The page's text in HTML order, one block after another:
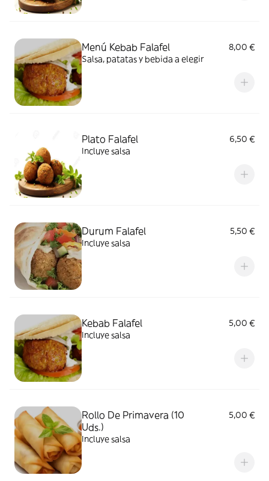
Menú Kebab Falafel
8,00 €
Salsa, patatas y bebida a elegir
Plato Falafel
6,50 €
Incluye salsa
Durum Falafel
5,50 €
Incluye salsa
Kebab Falafel
5,00 €
Incluye salsa
Rollo De Primavera (10
Uds.)
5,00 €
Incluye salsa